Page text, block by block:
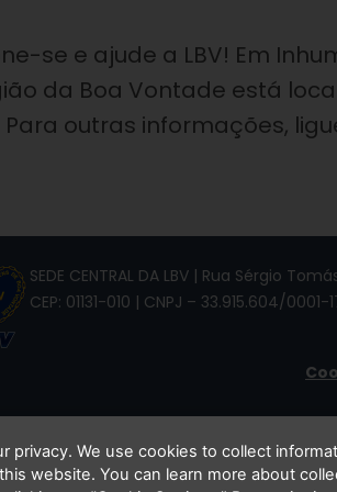
se e ajude a LBV! Em
da Boa Vontade está
outras informações,
SEDE CENTRAL DA LBV | Rua Sérgio
CEP: 01131-010 | CNPJ – 33.915.604/
Li
privacy. We use cookies to collect
website. You can learn more about